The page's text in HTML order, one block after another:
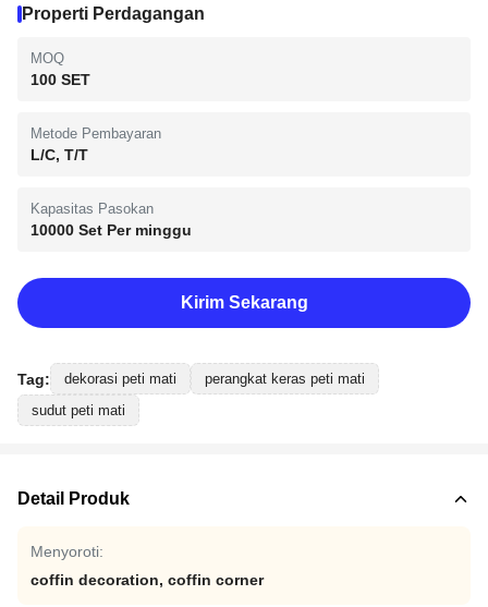
Properti Perdagangan
MOQ
100 SET
Metode Pembayaran
L/C, T/T
Kapasitas Pasokan
10000 Set Per minggu
Kirim Sekarang
Tag: dekorasi peti mati
perangkat keras peti mati
sudut peti mati
Detail Produk
Menyoroti:
coffin decoration, coffin corner